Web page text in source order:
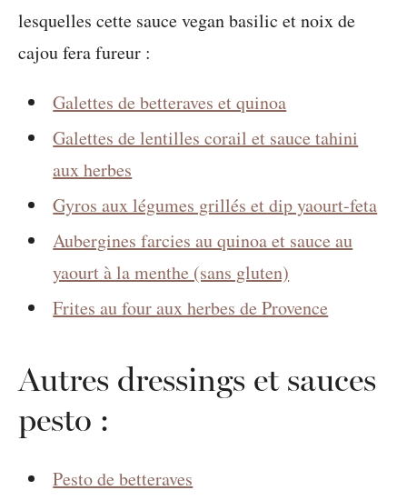
lesquelles cette sauce vegan basilic et noix de
cajou fera fureur :
Galettes de betteraves et quinoa
Galettes de lentilles corail et sauce tahini
aux herbes
Gyros aux légumes grillés et dip yaourt-feta
Aubergines farcies au quinoa et sauce au
yaourt à la menthe (sans gluten)
Frites au four aux herbes de Provence
Autres dressings et sauces
pesto :
Pesto de betteraves